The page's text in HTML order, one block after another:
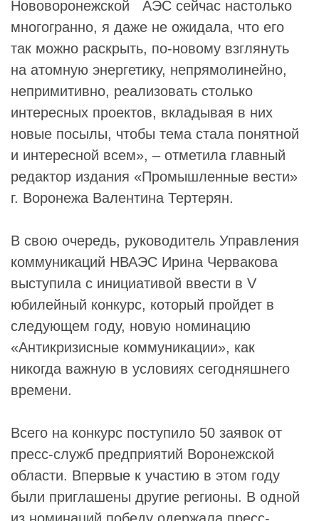
Нововоронежской АЭС сейчас настолько
многогранно, я даже не ожидала, что его
так можно раскрыть, по-новому взглянуть
на атомную энергетику, непрямолинейно,
непримитивно, реализовать столько
интересных проектов, вкладывая в них
новые посылы, чтобы тема стала понятной
и интересной всем», – отметила главный
редактор издания «Промышленные вести»
г. Воронежа Валентина Тертерян.
В свою очередь, руководитель Управления
коммуникаций НВАЭС Ирина Червакова
выступила с инициативой ввести в V
юбилейный конкурс, который пройдет в
следующем году, новую номинацию
«Антикризисные коммуникации», как
никогда важную в условиях сегодняшнего
времени.
Всего на конкурс поступило 50 заявок от
пресс-служб предприятий Воронежской
области. Впервые к участию в этом году
были приглашены другие регионы. В одной